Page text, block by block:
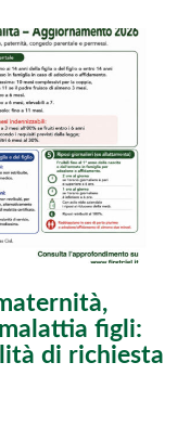
figli:
di richiesta